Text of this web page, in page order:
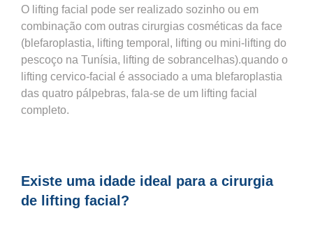
O lifting facial pode ser realizado sozinho ou em
combinação com outras cirurgias cosméticas da face
(blefaroplastia, lifting temporal, lifting ou mini-lifting do
pescoço na Tunísia, lifting de sobrancelhas).quando o
lifting cervico-facial é associado a uma blefaroplastia
das quatro pálpebras, fala-se de um lifting facial
completo.
Existe uma idade ideal para a cirurgia
de lifting facial?